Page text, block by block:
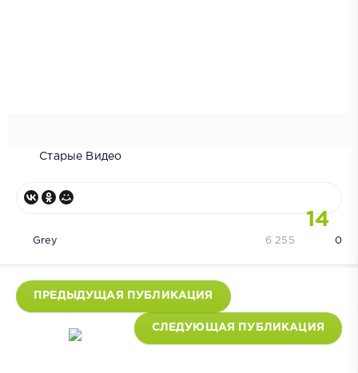
Старые Видео
14
Grey 0
6 255
ПРЕДЫДУЩАЯ ПУБЛИКАЦИЯ
СЛЕДУЮЩАЯ ПУБЛИКАЦИЯ